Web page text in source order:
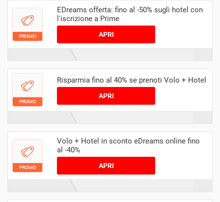
PROMO
EDreams offerta: fino al -50% sugli hotel con
l'iscrizione a Prime
APRI
PROMO
Risparmia fino al 40% se prenoti Volo + Hotel
APRI
PROMO
Volo + Hotel in sconto eDreams online fino
al -40%
APRI